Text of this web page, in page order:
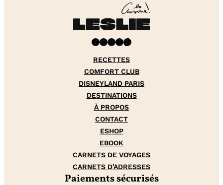
Facebook InstagramPinterest YouTube TikTok
RECETTES
COMFORT CLUB
DISNEYLAND PARIS
DESTINATIONS
À PROPOS
CONTACT
ESHOP
EBOOK
CARNETS DE VOYAGES
CARNETS D’ADRESSES
Paiements sécurisés